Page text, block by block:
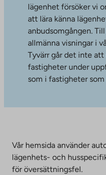
lägenhet försöker vi
att lära känna
anbudsomgången.
allmänna visningar i
Tyvärr går det inte att
fastigheter under
som i fastigheter
Vår hemsida använder
lägenhets- och
för översättningsfel.